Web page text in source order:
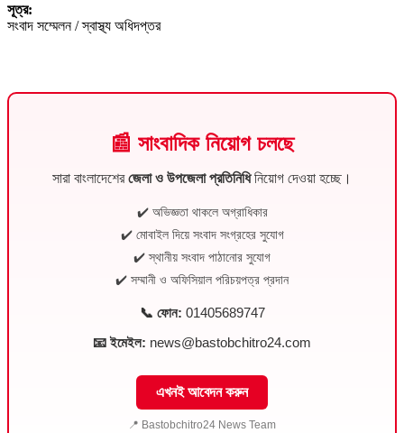
সূত্র:
সংবাদ সম্মেলন / স্বাস্থ্য অধিদপ্তর
📰 সাংবাদিক নিয়োগ চলছে
সারা বাংলাদেশেরজেলা ও উপজেলা প্রতিনিধিনিয়োগ দেওয়া হচ্ছে।
✔️ অভিজ্ঞতা থাকলে অগ্রাধিকার
✔️ মোবাইল দিয়ে সংবাদ সংগ্রহের সুযোগ
✔️ স্থানীয় সংবাদ পাঠানোর সুযোগ
✔️ সম্মানী ও অফিসিয়াল পরিচয়পত্র প্রদান
📞 ফোন: 01405689747
📧 ইমেইল: news@bastobchitro24.com
এখনই আবেদন করুন
📍 Bastobchitro24 News Team